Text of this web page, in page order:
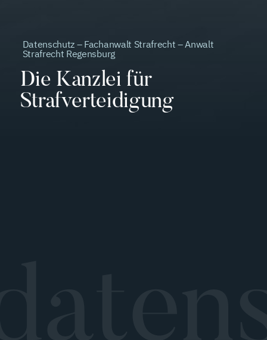
Datenschutz – Fachanwalt Strafrecht – Anwalt
Strafrecht Regensburg
Die Kanzlei für
Strafverteidigung